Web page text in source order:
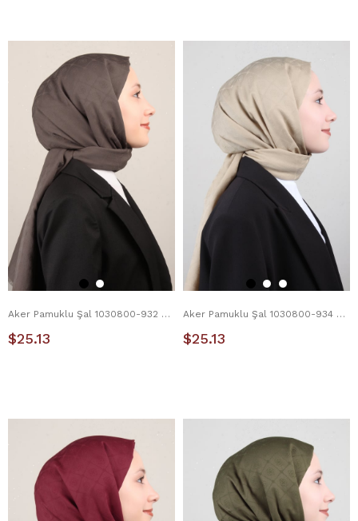
Aker Pamuklu Şal 1030800-932 Mocha
$25.13
Aker Pamuklu Şal 1030800-934 Çöl Beji
$25.13